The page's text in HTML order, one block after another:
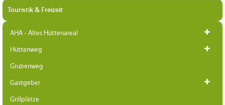
Touristik & Freizeit
AHA - Altes Hüttenareal
Hüttenweg
Grubenweg
Gastgeber
Grillplätze